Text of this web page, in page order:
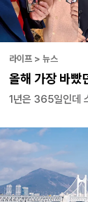
라이프 > 뉴스
올해 가장 바빴
1년은 365일인데